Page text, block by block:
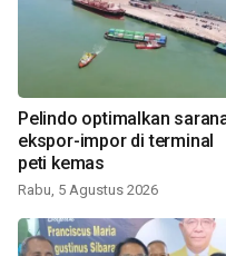
Pelindo optimalkan
ekspor-impor di terminal
peti kemas
Rabu, 5 Agustus 2026